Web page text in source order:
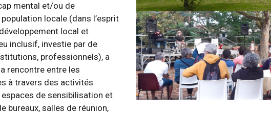
mental et/ou de
locale (dans l’esprit
local et
inclusif, investie par de
professionnels), a
rencontre entre les
à travers des activités
de sensibilisation et
bureaux, salles de réunion,